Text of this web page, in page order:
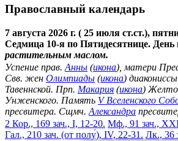
Православный календарь
7 августа 2026 г. ( 25 июля ст.ст.),
Седмица 10-я по Пятидесятнице. День
растительным маслом.
Успение прав. Анны (икона), матери
Свв. жен Олимпиады (икона)
Тавеннской. Прп. Макария (икона)
Унженского. Память V Вселенского
пресвитера. Сщмч. Александра
2 Кор., 169 зач., I, 12-20. Мф., 91 зач.,
Гал., 210 зач. (от полу́), IV, 22-31. Лк., 36